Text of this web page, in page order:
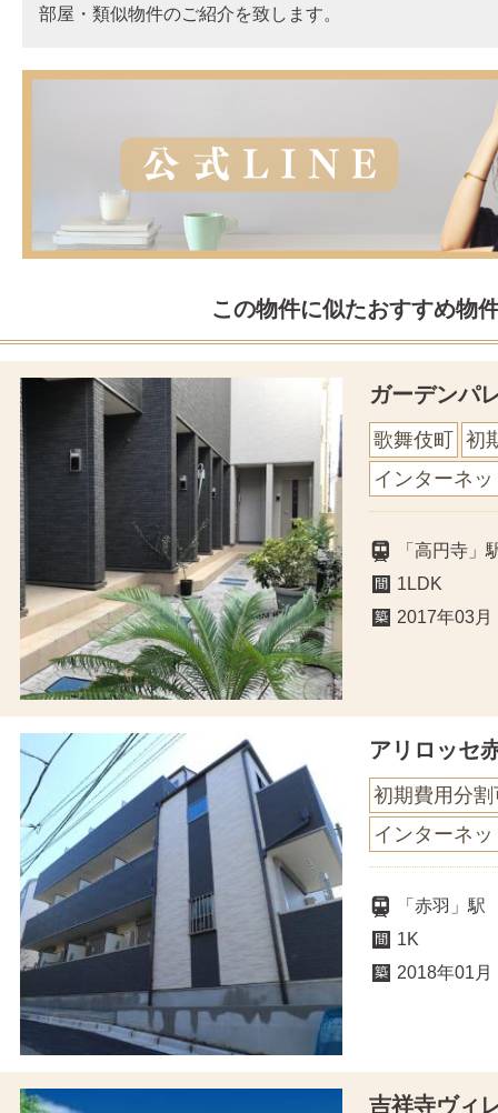
部屋・類似物件のご紹介を致します。
この物件に似たおすすめ物
ガーデンパ
歌舞伎町
初
インターネ
「高円寺
1LDK
2017年03月
アリロッセ
初期費用分割
インターネ
「赤羽」
1K
2018年01月
吉祥寺ヴィ